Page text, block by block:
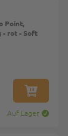
Point,
- rot - Soft
Auf Lager
IN DEN